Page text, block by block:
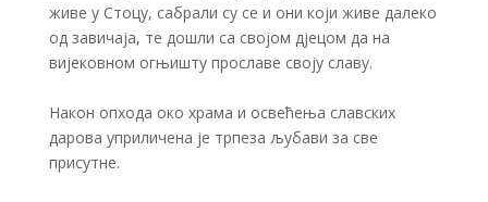
живе у Стоцу, сабрали су се и они који живе далеко
од завичаја, те дошли са својом дјецом да на
вијековном огњишту прославе своју славу.
Након опхода око храма и освећења славских
дарова уприличена је трпеза љубави за све
присутне.